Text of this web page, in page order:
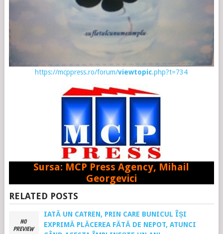
https://mcppress.ro/forum/viewtopic.php?t=734
Sursa: MCP Press Agency, Mihail
Georgevici
RELATED POSTS
IATĂ UN CATREN, PRIN CARE BUNICUL ÎȘI
EXPRIMĂ PLĂCEREA FĂTĂ DE NEPOT, ATUNCI